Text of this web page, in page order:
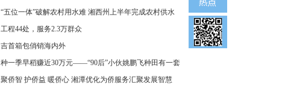
“五位一体”破解农村用水难 湘西州上半年完成农村供水
工程44处，服务2.3万群众
吉首箱包俏销海内外
种一季早稻赚近30万元——“90后”小伙姚鹏飞种田有一套
聚侨智 护侨益 暖侨心 湘潭优化为侨服务汇聚发展智慧